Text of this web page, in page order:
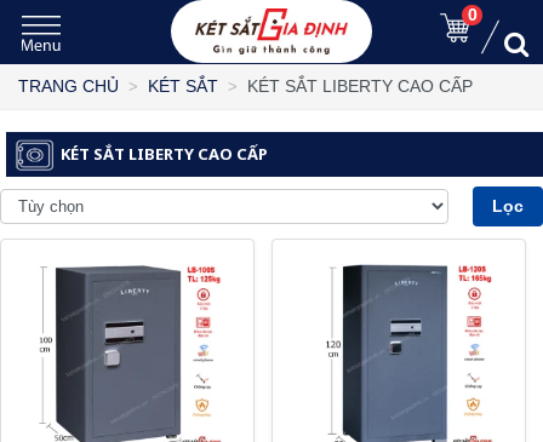
0
TRANG CHỦ KÉT SẮT KÉT SẮT LIBERTY CAO CẤP
KÉT SẮT LIBERTY CAO CẤP
Lọc